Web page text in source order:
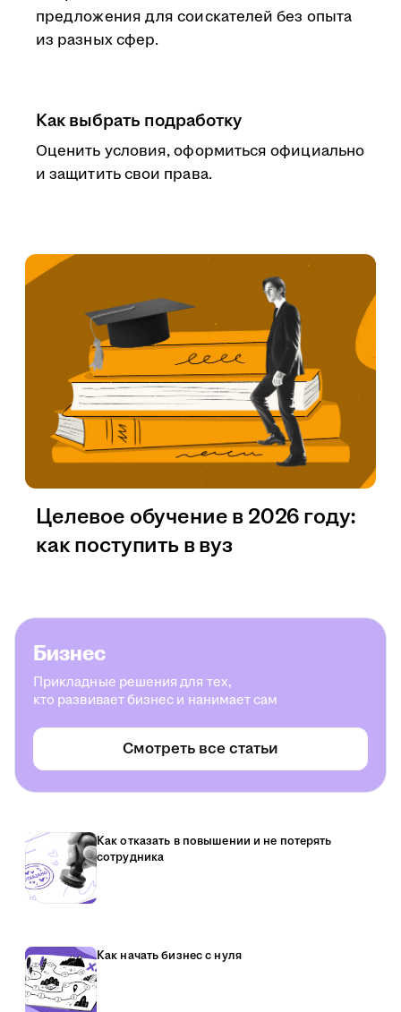
предложения для соискателей без опыта
из разных сфер.
Как выбрать подработку
Оценить условия, оформиться официально
и защитить свои права.
Целевое обучение в 2026 году:
как поступить в вуз
Бизнес
Прикладные решения для тех,
кто развивает бизнес и нанимает сам
Смотреть все статьи
Как отказать в повышении и не потерять
сотрудника
Как начать бизнес с нуля